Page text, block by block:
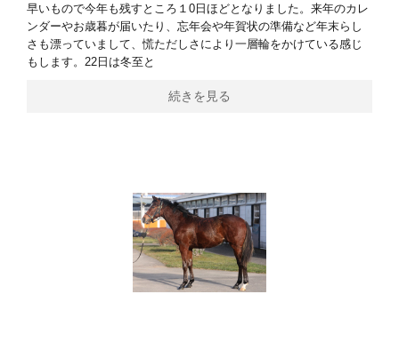
早いもので今年も残すところ１0日ほどとなりました。来年のカレ
ンダーやお歳暮が届いたり、忘年会や年賀状の準備など年末らし
さも漂っていまして、慌ただしさにより一層輪をかけている感じ
もします。22日は冬至と
続きを見る